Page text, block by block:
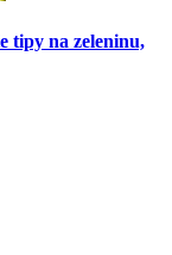
tipy na zeleninu,